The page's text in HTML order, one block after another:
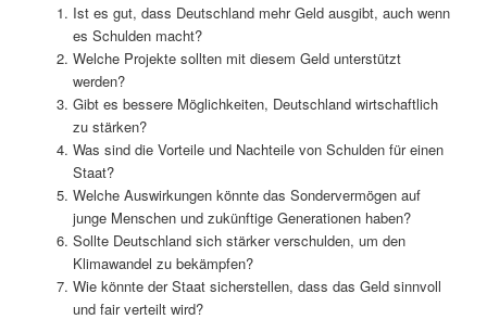
Ist es gut, dass Deutschland mehr Geld ausgibt, auch wenn
es Schulden macht?
Welche Projekte sollten mit diesem Geld unterstützt
werden?
Gibt es bessere Möglichkeiten, Deutschland wirtschaftlich
zu stärken?
Was sind die Vorteile und Nachteile von Schulden für einen
Staat?
Welche Auswirkungen könnte das Sondervermögen auf
junge Menschen und zukünftige Generationen haben?
Sollte Deutschland sich stärker verschulden, um den
Klimawandel zu bekämpfen?
Wie könnte der Staat sicherstellen, dass das Geld sinnvoll
und fair verteilt wird?